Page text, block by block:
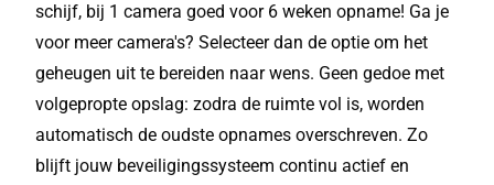
schijf, bij 1 camera goed voor 6 weken opname! Ga je
voor meer camera's? Selecteer dan de optie om het
geheugen uit te bereiden naar wens. Geen gedoe met
volgepropte opslag: zodra de ruimte vol is, worden
automatisch de oudste opnames overschreven. Zo
blijft jouw beveiligingssysteem continu actief en